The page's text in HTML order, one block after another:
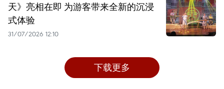
天》亮相在即 为游客带来全新的沉浸
式体验
31/07/2026 12:10
下载更多